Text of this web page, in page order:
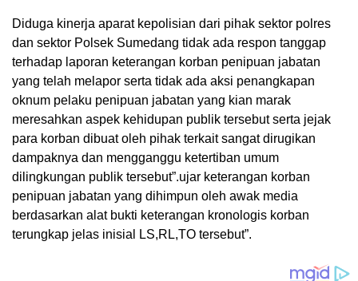
Diduga kinerja aparat kepolisian dari pihak sektor polres
dan sektor Polsek Sumedang tidak ada respon tanggap
terhadap laporan keterangan korban penipuan jabatan
yang telah melapor serta tidak ada aksi penangkapan
oknum pelaku penipuan jabatan yang kian marak
meresahkan aspek kehidupan publik tersebut serta jejak
para korban dibuat oleh pihak terkait sangat dirugikan
dampaknya dan mengganggu ketertiban umum
dilingkungan publik tersebut”.ujar keterangan korban
penipuan jabatan yang dihimpun oleh awak media
berdasarkan alat bukti keterangan kronologis korban
terungkap jelas inisial LS,RL,TO tersebut”.